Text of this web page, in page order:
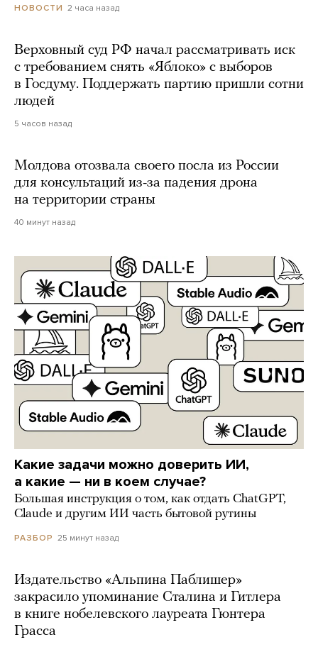
НОВОСТИ 2 часа назад
Верховный суд РФ начал рассматривать иск
с требованием снять «Яблоко» с выборов
в Госдуму. Поддержать партию пришли сотни
людей
5 часов назад
Молдова отозвала своего посла из России
для консультаций из-за падения дрона
на территории страны
40 минут назад
Какие задачи можно доверить ИИ,
а какие — ни в коем случае?
Большая инструкция о том, как отдать ChatGPT,
Claude и другим ИИ часть бытовой рутины
РАЗБОР 25 минут назад
Издательство «Альпина Паблишер»
закрасило упоминание Сталина и Гитлера
в книге нобелевского лауреата Гюнтера
Грасса